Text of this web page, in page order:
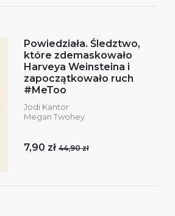
Powiedziała. Śledztwo,
które zdemaskowało
Harveya Weinsteina i
zapoczątkowało ruch
#MeToo
Jodi Kantor
Megan Twohey
7,90 zł 44,90 zł